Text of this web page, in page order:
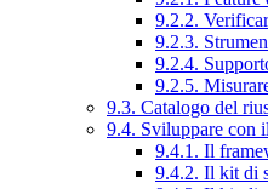
9.2.2.
9.2.3.
9.2.4.
9.2.5.
9.3. Catalogo del
9.4. Sviluppare con
9.4.1. Il
9.4.2. Il kit di